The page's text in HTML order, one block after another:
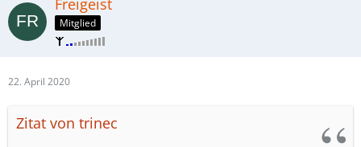
Mitglied
22. April 2020
Zitat von trinec